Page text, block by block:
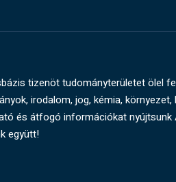
tizenöt tudományterületet ölel
irodalom, jog, kémia,
és átfogó információkat
együtt!